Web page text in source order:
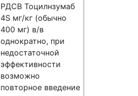
РДСВ Тоцилнзумаб
4S мг/кг (обычно
400 мг) в/в
однократно, при
недостаточной
эффективности
возможно
повторное введение